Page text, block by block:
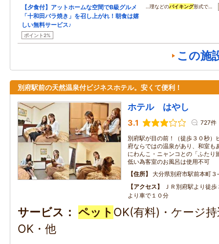
【夕食付】アットホームな空間でB級グルメ
「十和田バラ焼き」を召し上がれ！朝食は嬉
しい無料サービス♪
ポイント2%
…理などのバイキング形式で…
この施
別府駅前の天然温泉付ビジネスホテル。安くて便利！
ホテル はやし
3.1 727件
別府駅が目の前！（徒歩３０秒
府ならではの温泉があり、和室も
にわんこ・ニャンコとの「ふたり
低い為客室のお風呂は使用不可
住所
大分県別府市駅前本町３
アクセス
ＪＲ別府駅より徒
より車で１０分
サービス ペット OK(有料)・ケージ
OK・他